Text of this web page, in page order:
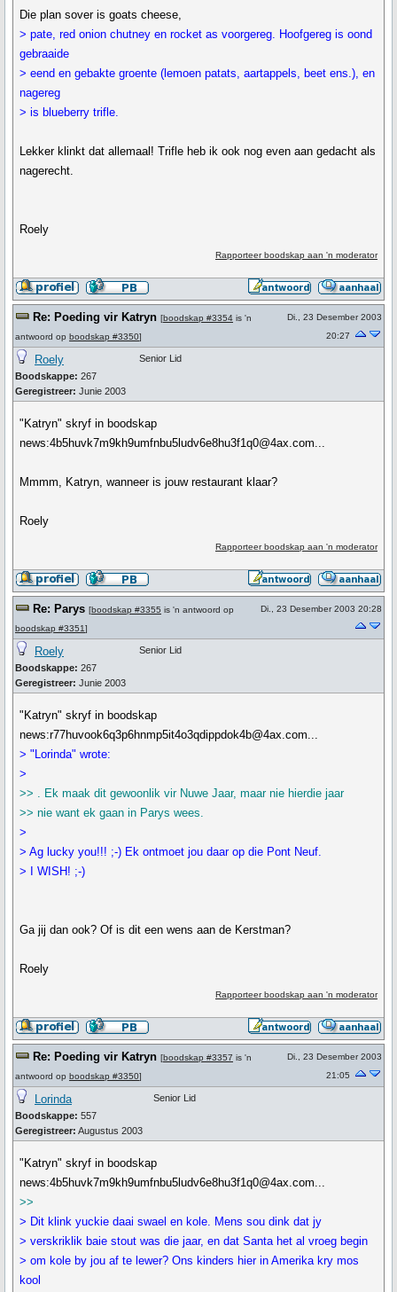
Die plan sover is goats cheese,
> pate, red onion chutney en rocket as voorgereg. Hoofgereg is oond
gebraaide
> eend en gebakte groente (lemoen patats, aartappels, beet ens.), en
nagereg
> is blueberry trifle.
Lekker klinkt dat allemaal! Trifle heb ik ook nog even aan gedacht als
nagerecht.
Roely
Rapporteer boodskap aan 'n moderator
Re: Poeding vir Katryn [boodskap #3354 is 'n
antwoord op boodskap #3350]
Di., 23 Desember 2003
20:27
Roely
Boodskappe: 267
Geregistreer: Junie 2003
Senior Lid
"Katryn" skryf in boodskap
news:4b5huvk7m9kh9umfnbu5ludv6e8hu3f1q0@4ax.com...
Mmmm, Katryn, wanneer is jouw restaurant klaar?
Roely
Rapporteer boodskap aan 'n moderator
Re: Parys [boodskap #3355 is 'n antwoord op
boodskap #3351]
Di., 23 Desember 2003 20:28
Roely
Boodskappe: 267
Geregistreer: Junie 2003
Senior Lid
"Katryn" skryf in boodskap
news:r77huvook6q3p6hnmp5it4o3qdippdok4b@4ax.com...
> "Lorinda" wrote:
>
>> . Ek maak dit gewoonlik vir Nuwe Jaar, maar nie hierdie jaar
>> nie want ek gaan in Parys wees.
>
> Ag lucky you!!! ;-) Ek ontmoet jou daar op die Pont Neuf.
> I WISH! ;-)
Ga jij dan ook? Of is dit een wens aan de Kerstman?
Roely
Rapporteer boodskap aan 'n moderator
Re: Poeding vir Katryn [boodskap #3357 is 'n
antwoord op boodskap #3350]
Di., 23 Desember 2003
21:05
Lorinda
Boodskappe: 557
Geregistreer: Augustus 2003
Senior Lid
"Katryn" skryf in boodskap
news:4b5huvk7m9kh9umfnbu5ludv6e8hu3f1q0@4ax.com...
>>
> Dit klink yuckie daai swael en kole. Mens sou dink dat jy
> verskriklik baie stout was die jaar, en dat Santa het al vroeg begin
> om kole by jou af te lewer? Ons kinders hier in Amerika kry mos
kool